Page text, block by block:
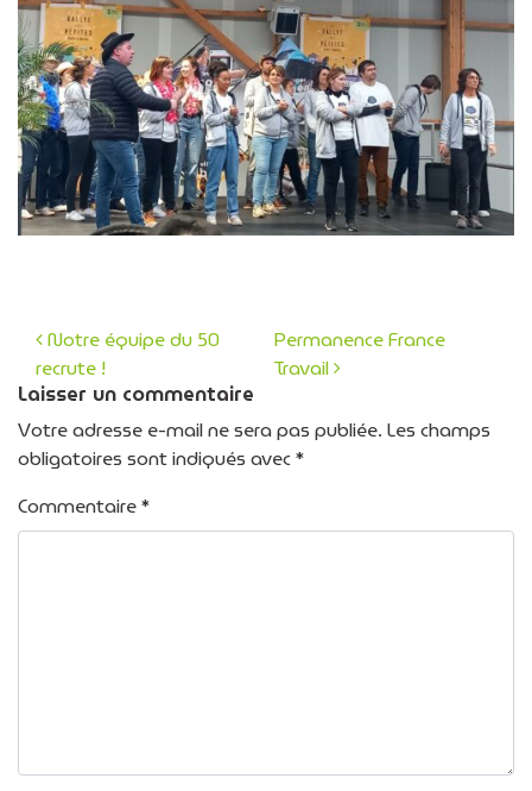
Navigation des articles
Notre équipe du 50
recrute !
Permanence France
Travail
Laisser un commentaire
Votre adresse e-mail ne sera pas publiée. Les champs
obligatoires sont indiqués avec*
Commentaire*